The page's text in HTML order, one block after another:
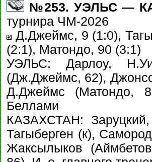
№253. УЭЛЬС —
турнира ЧМ-2026
Д.Джеймс, 9 (1:0),
(2:1), Матондо, 90 (3:1)
УЭЛЬС: Дарлоу,
(Дж.Джеймс, 62),
Д.Джеймс (Матондо,
Беллами
КАЗАХСТАН:
Тагыберген (к),
Жаксылыков